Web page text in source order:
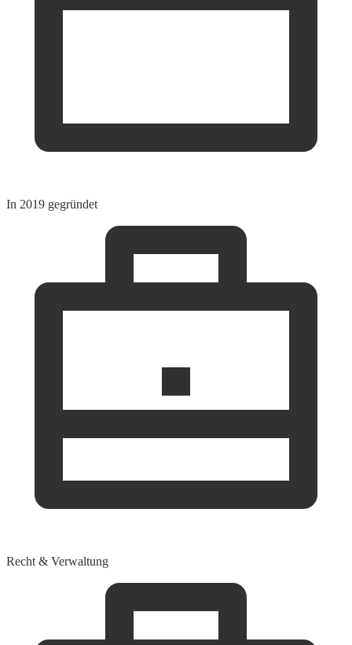
In 2019 gegründet
Recht & Verwaltung